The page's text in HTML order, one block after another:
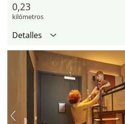
0,23
kilómetros
Detalles